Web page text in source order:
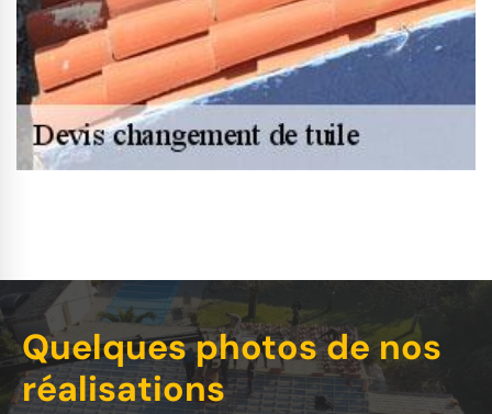
Quelques photos de nos
réalisations